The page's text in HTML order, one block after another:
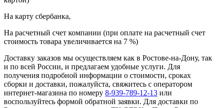
На карту сбербанка,
На расчетный счет компании (при оплате на расчетный счет
стоимость товара увеличивается на 7 %)
Доставку заказов мы осуществляем как в Ростове-на-Дону, так
и по всей России, и предлагаем удобные услуги. Для
получения подробной информации о стоимости, сроках
сборки и доставки, пожалуйста, свяжитесь с оператором
интернет-магазина по номеру 8-939-789-12-13 или
воспользуйтесь формой обратной заявки. Для доставки по